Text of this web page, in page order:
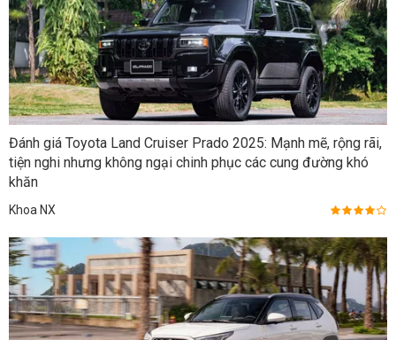
Đánh giá Toyota Land Cruiser Prado 2025: Mạnh mẽ, rộng rãi,
tiện nghi nhưng không ngại chinh phục các cung đường khó
khăn
Khoa NX